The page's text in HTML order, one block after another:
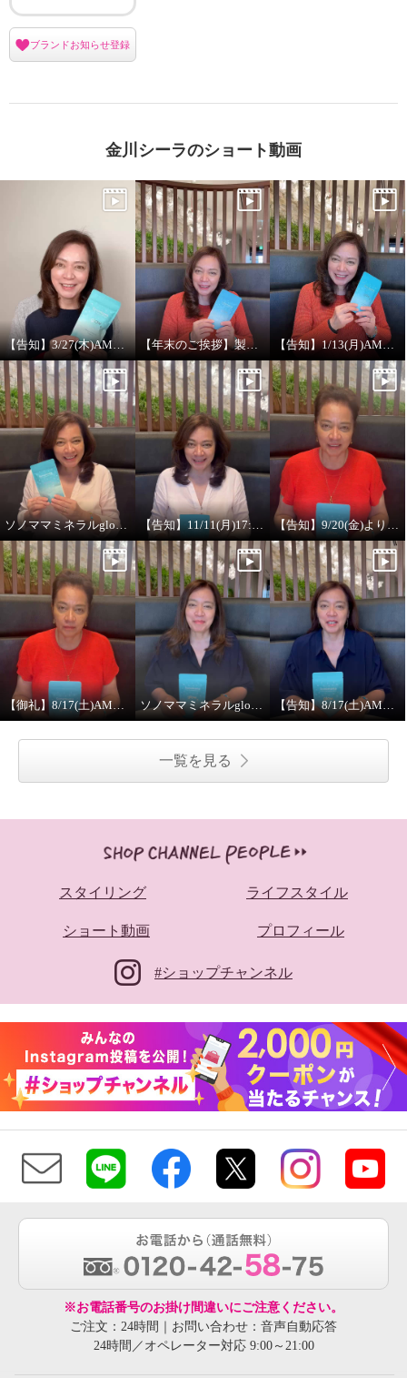
“ソノママ ミネラル グロウ”
ブランドお知らせ登録
金川シーラのショート動画
【告知】3/27(木)AM2:00～ソノママミネラルglowライブオンエア 【年末のご挨拶】製品開発者 金川シーラ 【告知】1/13(月)AM2:00～ソノママミネラルglowライブオンエア
ソノママミネラルglow【よくある質問編】 【告知】11/11(月)17:00～ソノママミネラルglowライブオンエア 【告知】9/20(金)より開催のWeb企画「メディアで話題の成分に大注目！サプリメント特集」に“ソノママミネラルglow”が選ばれました！
【御礼】8/17(土)AM2:00ライブオンエアのご視聴ありがとうございました！ ソノママミネラルglow【ミネラルの“必要性”編！】 【告知】8/17(土)AM2:00～ソノママミネラルglowライブオンエア
一覧を見る
スタイリング ライフスタイル
ショート動画 プロフィール
#ショップチャンネル
※お電話番号のお掛け間違いにご注意ください。
ご注文：24時間｜お問い合わせ：音声自動応答
24時間／オペレーター対応 9:00～21:00